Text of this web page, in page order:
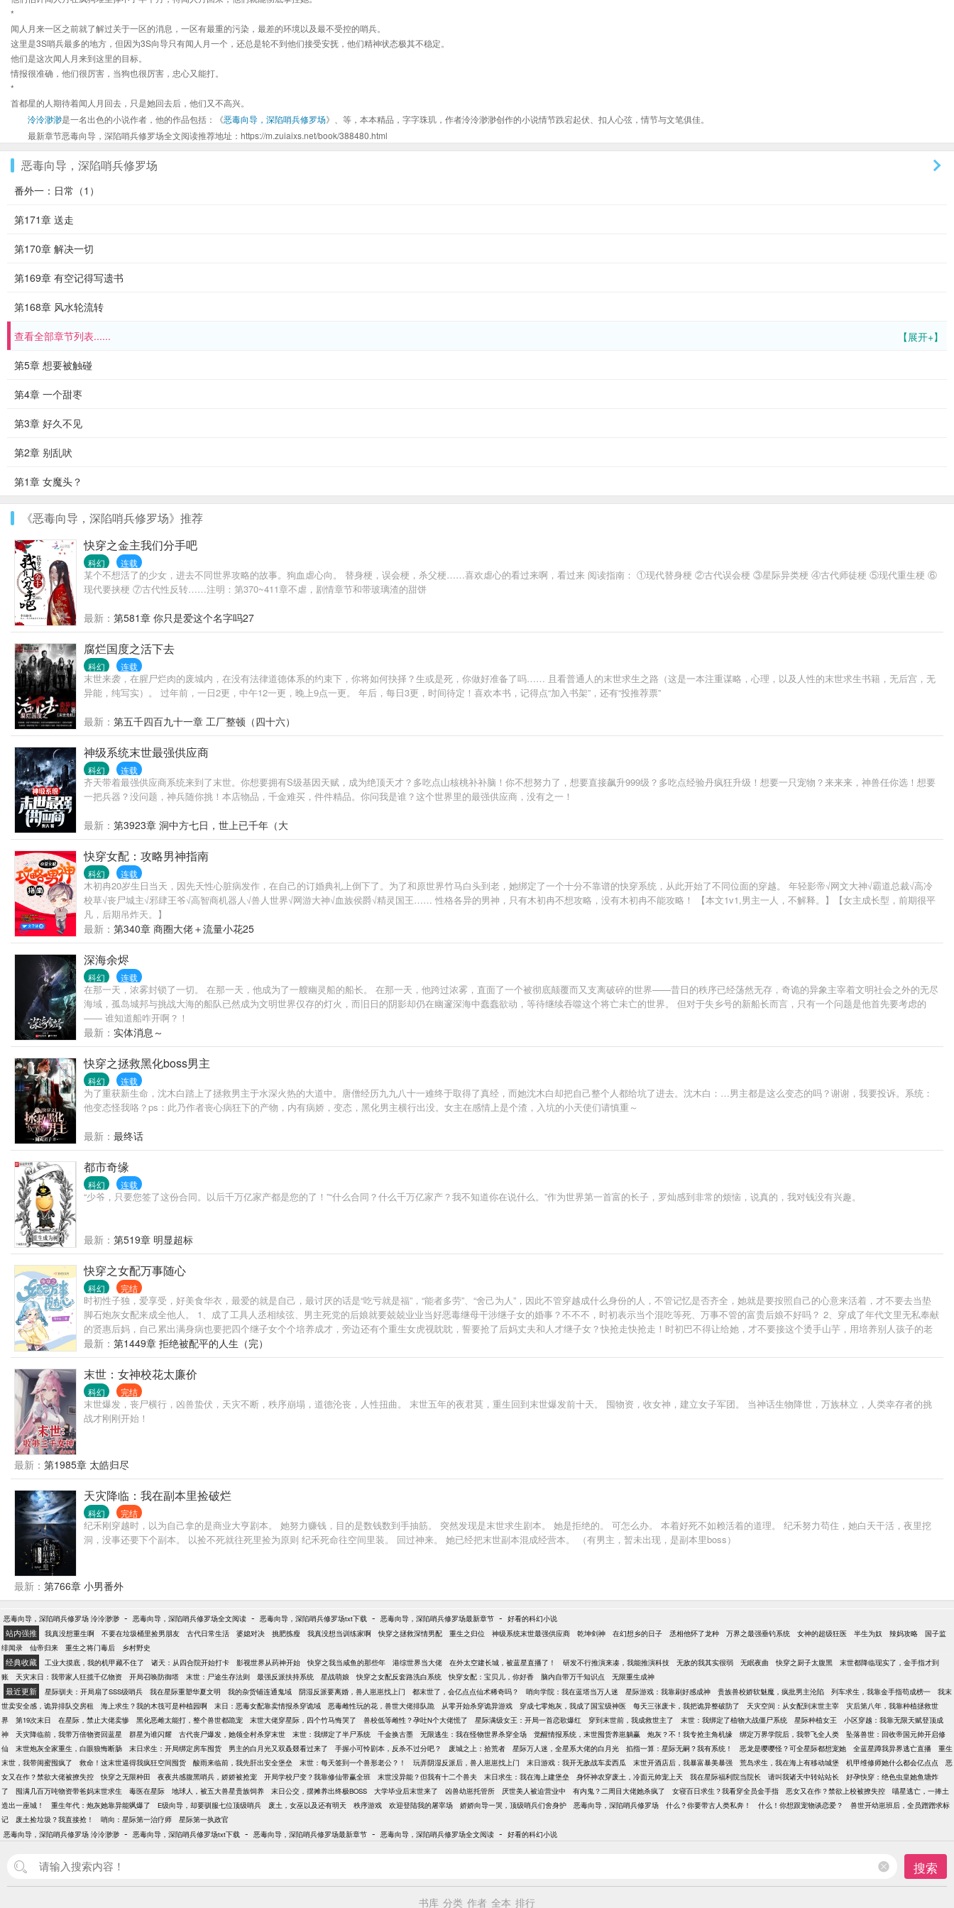
*
闻人月来一区之前就了解过关于一区的消息，一区有最重的污染，最差的环境以及最不受控的哨兵。
这里是3S哨兵最多的地方，但因为3S向导只有闻人月一个，还总是轮不到他们接受安抚，他们精神状态极其不稳定。
他们是这次闻人月来到这里的目标。
情报很准确，他们很厉害，当狗也很厉害，忠心又能打。
*
首都星的人期待着闻人月回去，只是她回去后，他们又不高兴。
泠泠渺渺是一名出色的小说作者，他的作品包括：《恶毒向导，深陷哨兵修罗场》、等，本本精品，字字珠玑，作者泠泠渺渺创作的小说情节跌宕起伏、扣人心弦，情节与文笔俱佳。
最新章节恶毒向导，深陷哨兵修罗场全文阅读推荐地址：https://m.zuiaixs.net/book/388480.html
恶毒向导，深陷哨兵修罗场
番外一：日常（1）
第171章 送走
第170章 解决一切
第169章 有空记得写遗书
第168章 风水轮流转
【展开+】
查看全部章节列表......
第5章 想要被触碰
第4章 一个甜枣
第3章 好久不见
第2章 别乱吠
第1章 女魔头？
《恶毒向导，深陷哨兵修罗场》推荐
快穿之金主我们分手吧
科幻 连载
某个不想活了的少女，进去不同世界攻略的故事。狗血虐心向。 替身梗，误会梗，杀父梗……喜欢虐心的看过来啊，看过来 阅读指南： ①现代替身梗 ②古代误会梗 ③星际异类梗 ④古代师徒梗 ⑤现代重生梗 ⑥
现代要挟梗 ⑦古代性反转……注明：第370~411章不虐，剧情章节和带玻璃渣的甜饼
最新： 第581章 你只是爱这个名字吗27
腐烂国度之活下去
科幻 连载
末世来袭，在腥尸烂肉的废城内，在没有法律道德体系的约束下，你将如何抉择？生或是死，你做好准备了吗…… 且看普通人的末世求生之路（这是一本注重谋略，心理，以及人性的末世求生书籍，无后宫，无
异能，纯写实）。 过年前，一日2更，中午12一更，晚上9点一更。 年后，每日3更，时间待定！喜欢本书，记得点“加入书架”，还有“投推荐票”
最新： 第五千四百九十一章 工厂整顿（四十六）
神级系统末世最强供应商
科幻 连载
齐天带着最强供应商系统来到了末世。你想要拥有S级基因天赋，成为绝顶天才？多吃点山核桃补补脑！你不想努力了，想要直接飙升999级？多吃点经验丹疯狂升级！想要一只宠物？来来来，神兽任你选！想要
一把兵器？没问题，神兵随你挑！本店物品，千金难买，件件精品。你问我是谁？这个世界里的最强供应商，没有之一！
最新： 第3923章 洞中方七日，世上已千年（大
快穿女配：攻略男神指南
科幻 连载
木初冉20岁生日当天，因先天性心脏病发作，在自己的订婚典礼上倒下了。为了和原世界竹马白头到老，她绑定了一个十分不靠谱的快穿系统，从此开始了不同位面的穿越。 年轻影帝√网文大神√霸道总裁√高冷
校草√丧尸城主√邪肆王爷√高智商机器人√兽人世界√网游大神√血族侯爵√精灵国王…… 性格各异的男神，只有木初冉不想攻略，没有木初冉不能攻略！ 【本文1v1,男主一人，不解释。】【女主成长型，前期很平
凡，后期吊炸天。】
最新： 第340章 商圈大佬＋流量小花25
深海余烬
科幻 连载
在那一天，浓雾封锁了一切。 在那一天，他成为了一艘幽灵船的船长。 在那一天，他跨过浓雾，直面了一个被彻底颠覆而又支离破碎的世界——昔日的秩序已经荡然无存，奇诡的异象主宰着文明社会之外的无尽
海域，孤岛城邦与挑战大海的船队已然成为文明世界仅存的灯火，而旧日的阴影却仍在幽邃深海中蠢蠢欲动，等待继续吞噬这个将亡未亡的世界。 但对于失乡号的新船长而言，只有一个问题是他首先要考虑的
—— 谁知道船咋开啊？！
最新： 实体消息～
快穿之拯救黑化boss男主
科幻 连载
为了重获新生命，沈木白踏上了拯救男主于水深火热的大道中。唐僧经历九九八十一难终于取得了真经，而她沈木白却把自己整个人都给坑了进去。沈木白：…男主都是这么变态的吗？谢谢，我要投诉。系统：
他变态怪我咯？ps：此乃作者丧心病狂下的产物，内有病娇，变态，黑化男主横行出没。女主在感情上是个渣，入坑的小天使们请慎重～
最新： 最终话
都市奇缘
科幻 连载
“少爷，只要您签了这份合同。以后千万亿家产都是您的了！”“什么合同？什么千万亿家产？我不知道你在说什么。”作为世界第一首富的长子，罗灿感到非常的烦恼，说真的，我对钱没有兴趣。
最新： 第519章 明显超标
快穿之女配万事随心
科幻 完结
时初性子独，爱享受，好美食华衣，最爱的就是自己，最讨厌的话是“吃亏就是福”，“能者多劳”、“舍己为人”，因此不管穿越成什么身份的人，不管记忆是否齐全，她就是要按照自己的心意来活着，才不要去当垫
脚石炮灰女配来成全他人。 1、成了工具人丞相续弦、男主死党的后娘就要兢兢业业当好恶毒继母干涉继子女的婚事？不不不，时初表示当个混吃等死、万事不管的富贵后娘不好吗？ 2、穿成了年代文里无私奉献
的贤惠后妈，自己累出满身病也要把四个继子女个个培养成才，旁边还有个重生女虎视眈眈，誓要抢了后妈丈夫和人才继子女？快抢走快抢走！时初巴不得让给她，才不要接这个烫手山芋，用培养别人孩子的老
黄牛精神来爱惜自己不好吗？ 3、身为大将军的丈夫死在战场时，没有惦念妻儿，却最遗憾没有和白月光终成眷属，这辈子重生了第一件事就是和离去找白月光？滚滚滚！时初表示这种忘恩负义、抛妻弃子的莽
汉谁爱要就要，她才不伺候！什么？死缠烂打不肯让出妻位？这是不可能的！ ……
最新： 第1449章 拒绝被配平的人生（完）
末世：女神校花太廉价
科幻 完结
末世爆发，丧尸横行，凶兽蛰伏，天灾不断，秩序崩塌，道德沦丧，人性扭曲。 末世五年的夜君莫，重生回到末世爆发前十天。 囤物资，收女神，建立女子军团。 当神话生物降世，万族林立，人类幸存者的挑
战才刚刚开始！
最新： 第1985章 太皓归尽
天灾降临：我在副本里捡破烂
科幻 完结
纪禾刚穿越时，以为自己拿的是商业大亨剧本。 她努力赚钱，目的是数钱数到手抽筋。 突然发现是末世求生剧本。 她是拒绝的。 可怎么办。 本着好死不如赖活着的道理。 纪禾努力苟住，她白天干活，夜里挖
洞，没事还要下个副本。 以捡不死就往死里捡为原则 纪禾死命往空间里装。 回过神来。 她已经把末世副本混成经营本。 （有男主，暂未出现，是副本里boss）
最新： 第766章 小男番外
恶毒向导，深陷哨兵修罗场 泠泠渺渺 - 恶毒向导，深陷哨兵修罗场全文阅读 - 恶毒向导，深陷哨兵修罗场txt下载 - 恶毒向导，深陷哨兵修罗场最新章节 - 好看的科幻小说
站内强推 我真没想重生啊 不要在垃圾桶里捡男朋友 古代日常生活 婆媳对决 挑肥拣瘦 我真没想当训练家啊 快穿之拯救深情男配 重生之归位 神级系统末世最强供应商 乾坤剑神 在幻想乡的日子 丞相他怀了龙种 万界之最强垂钓系统 女神的超级狂医 半生为奴 辣妈攻略
国子监
绯闻录
仙帝归来 重生之将门毒后 乡村野史
经典收藏 工业大摸底，我的机甲藏不住了 诸天：从四合院开始打卡 影视世界从药神开始 快穿之我当咸鱼的那些年 港综世界当大佬 在外太空建长城，被蓝星直播了！ 研发不行推演来凑，我能推演科技 无敌的我其实很弱 无眠夜曲 快穿之厨子太腹黑
末世都降临现实了，金手指才到
账
天灾末日：我带家人狂揽千亿物资 开局召唤防御塔 末世：尸途生存法则 最强反派扶持系统 星战萌娘 快穿之女配反套路洗白系统 快穿女配：宝贝儿，你好香 脑内自带万千知识点 无限重生成神
最近更新 星际驯夫：开局扇了SSS级哨兵 我在星际重塑华夏文明 我的杂货铺连通鬼域 阴湿反派要离婚，兽人崽崽找上门 都末世了，会亿点点仙术稀奇吗？ 哨向学院：我在蓝塔当万人迷 星际游戏：我靠刷好感成神 贵族兽校娇软魅魔，疯批男主沦陷 列车求生，我靠金手指苟成榜一
我末
世卖安全感，诡异排队交房租
海上求生？我的木筏可是种植园啊 末日：恶毒女配靠卖情报杀穿诡域 恶毒雌性玩的花，兽世大佬排队跪 从零开始杀穿诡异游戏 穿成七零炮灰，我成了国宝级神医 每天三张废卡，我把诡异整破防了 天灾空间：从女配到末世主宰
灾后第八年，我靠种植拯救世
界
第19次末日 在星际，禁止大佬卖惨 黑化恶雌太能打，整个兽世都跪宠 末世大佬穿星际，四个竹马悔哭了 兽校低等雌性？孕吐N个大佬慌了 星际满级女王：开局一首恋歌爆红 穿到末世前，我成救世主了 末世：我绑定了植物大战僵尸系统 星际种植女王
小区穿越：我靠无限天赋登顶成
神
天灾降临前，我带万倍物资回蓝星 群星为谁闪耀 古代丧尸爆发，她领全村杀穿末世 末世：我绑定了半尸系统 千金换古墨 无限逃生：我在怪物世界杀穿全场 觉醒情报系统，末世囤货养崽躺赢 炮灰？不！我专抢主角机缘 绑定万界学院后，我带飞全人类
坠落兽世：回收帝国元帅开启修
仙
末世炮灰全家重生，白眼狼悔断肠 末日求生：开局绑定房车囤货 男主的白月光又双叒叕看过来了 手握小可怜剧本，反杀不过分吧？ 废城之上：拾荒者 星际万人迷，全星系大佬的白月光 掐指一算：星际无嗣？我有系统！ 恶龙是嘤嘤怪？可全星际都想宠她 全蓝星蹲我异界逃亡直播
重生
末世，我带闺蜜囤疯了
救命！这末世逼得我疯狂空间囤货 酸雨来临前，我先肝出安全堡垒 末世：每天签到一个兽形老公？！ 玩弄阴湿反派后，兽人崽崽找上门 末日游戏：我开无敌战车卖西瓜 末世开酒店后，我暴富暴美暴强 荒岛求生，我在海上有移动城堡 机甲维修师她什么都会亿点点
恶
女又在作？禁欲大佬被撩失控
快穿之无限种田 夜夜共感腹黑哨兵，娇娇被抢宠 开局学校尸变？我靠修仙带赢全班 末世没异能？但我有十二个兽夫 末日求生：我在海上建堡垒 身怀神农穿废土，冷面元帅宠上天 我在星际福利院当院长 请叫我诸天中转站站长
好孕快穿：绝色虫皇她鱼塘炸
了
囤满几百万吨物资带爸妈末世求生 毒医在星际 地球人，被五大兽星贵族饲养 末日公交，摆摊养出终极BOSS 大学毕业后末世来了 凶兽幼崽托管所 厌世美人被迫营业中 有内鬼？二周目大佬她杀疯了 女寝百日求生？我看穿全员金手指 恶女又在作？禁欲上校被撩失控
喵星逃亡，一捧土
造出一座城！
重生年代：炮灰她靠异能飒爆了 E级向导，却要驯服七位顶级哨兵 废土，女巫以及还有明天 秩序游戏 欢迎登陆我的屠宰场 娇娇向导一哭，顶级哨兵们舍身护 恶毒向导，深陷哨兵修罗场 什么？你要带古人类私奔！ 什么！你想跟宠物谈恋爱？
兽世开幼崽班后，全员蹭蹭求标
记
废土捡垃圾？我直接抢！ 哨向：星际第一治疗师
星际第一执政官
恶毒向导，深陷哨兵修罗场 泠泠渺渺 - 恶毒向导，深陷哨兵修罗场txt下载 - 恶毒向导，深陷哨兵修罗场最新章节 - 恶毒向导，深陷哨兵修罗场全文阅读 - 好看的科幻小说
搜索
书库 分类 作者 全本 排行